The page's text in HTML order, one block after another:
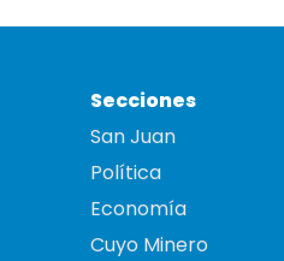
Secciones
San Juan
Política
Economía
Cuyo Minero